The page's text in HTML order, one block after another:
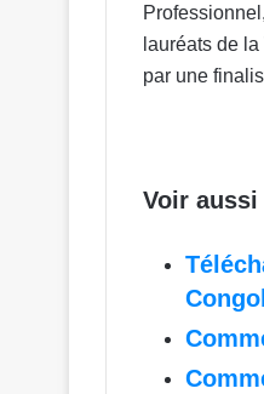
lauréats de
par une
Voir aussi